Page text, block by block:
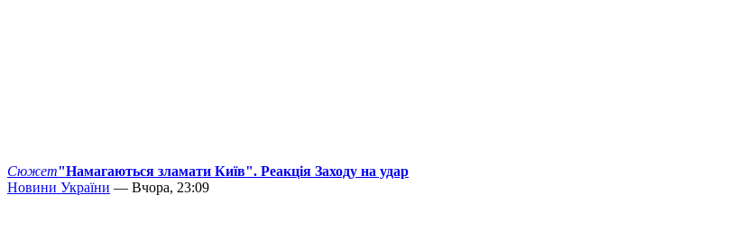
Сюжет"Намагаються зламати Київ". Реакція Заходу на удар
Новини України — Вчора, 23:09